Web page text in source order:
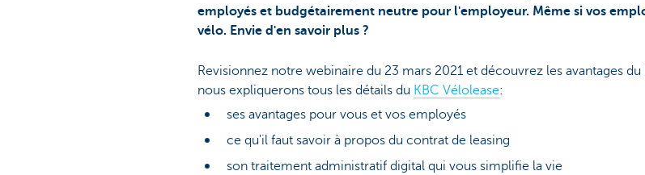
employés et budgétairement neutre pour l'employeur. Même si vos
vélo. Envie d'en savoir plus ?
Revisionnez notre webinaire du 23 mars 2021 et découvrez les avantages
nous expliquerons tous les détails du KBC Vélolease:
ses avantages pour vous et vos employés
ce qu'il faut savoir à propos du contrat de leasing
son traitement administratif digital qui vous simplifie la vie